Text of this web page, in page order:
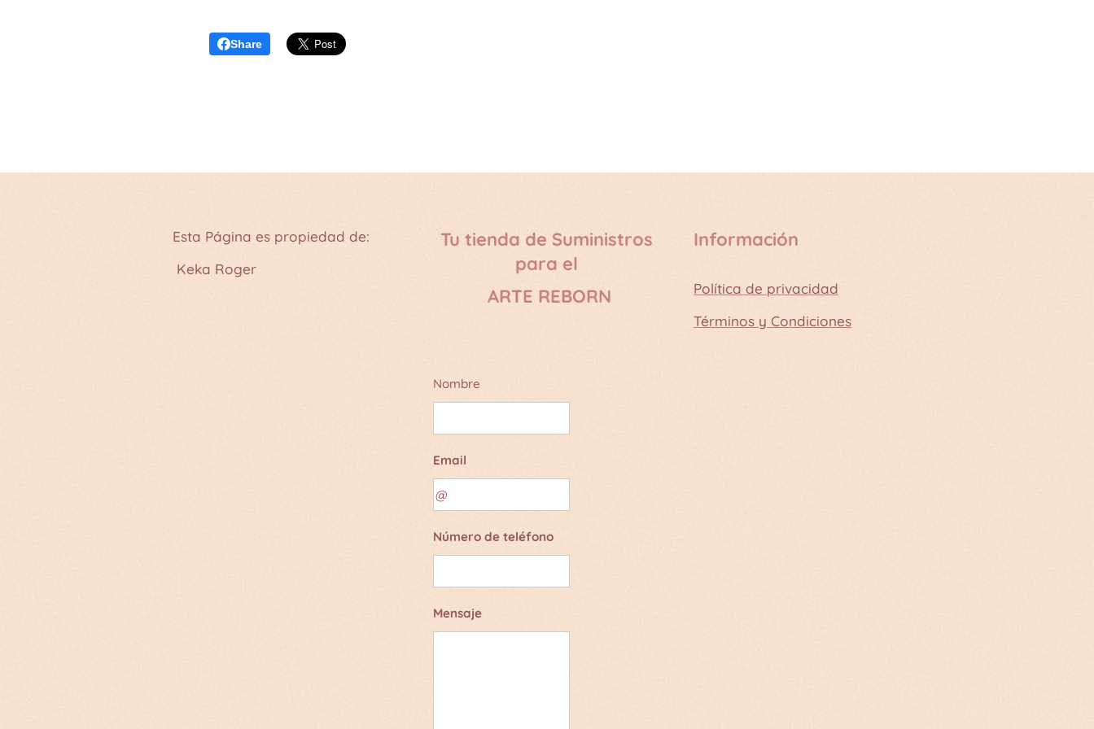
Share
Esta Página es propiedad de:
Keka Roger
Tu tienda de Suministros
para el
ARTE REBORN
Nombre
Email
Número de teléfono
Mensaje
Información
Política de privacidad
Términos y Condiciones